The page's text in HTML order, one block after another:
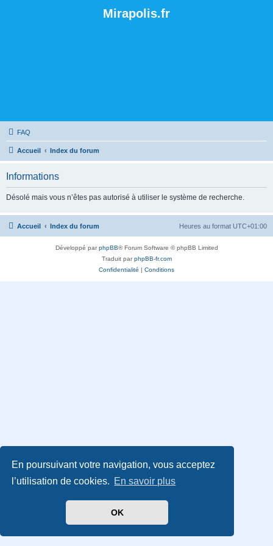
En poursuivant votre navigation, vous acceptez
l’utilisation de cookies. En savoir plus
OK
Mirapolis.fr
FAQ
Accueil Index du forum
Informations
Désolé mais vous n’êtes pas autorisé à utiliser le système de recherche.
Accueil Index du forum Heures au format UTC+01:00
Développé parphpBB® Forum Software © phpBB Limited
Traduit parphpBB-fr.com
Confidentialité | Conditions